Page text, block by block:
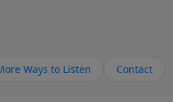
Ways to Listen Contact